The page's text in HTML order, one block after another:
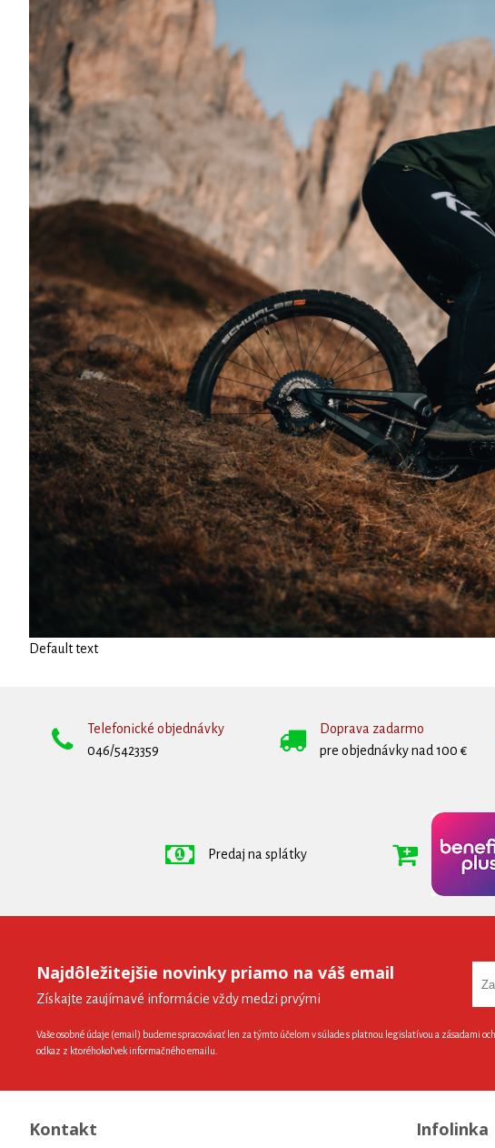
Default text
Telefonické objednávky
046/5423359
Doprava zadarmo
pre objednávky nad 100 €
Predaj na splátky
Najdôležitejšie novinky priamo na váš email
Získajte zaujímavé informácie vždy medzi prvými
Vaše osobné údaje (email) budeme spracovávať len za týmto účelom v súlade s platnou legislatívou a zásadami
odkaz z ktoréhokoľvek informačného emailu.
Kontakt Infolinka